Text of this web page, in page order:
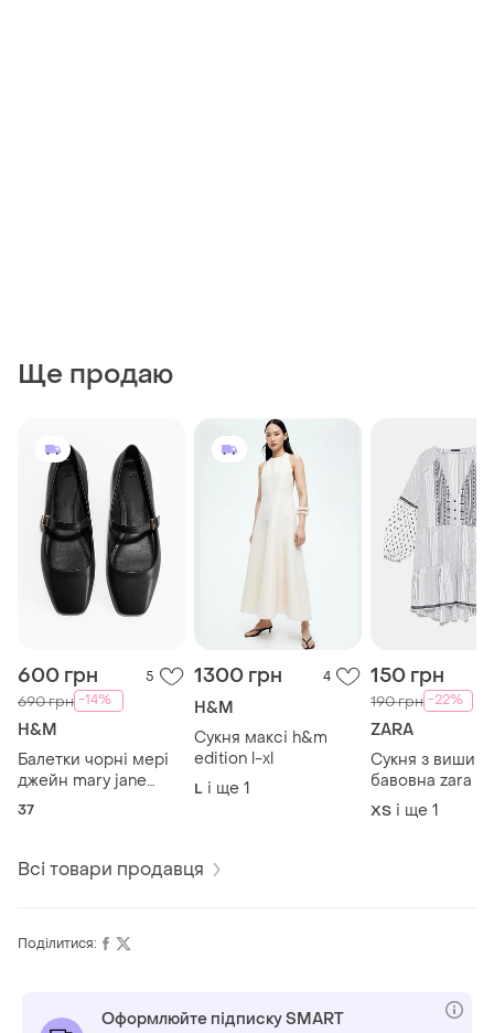
Ще продаю
600 грн 5
690 грн -14%
H&M
Балетки чорні мері
джейн mary jane
h&m 37р
37
1300 грн 4
H&M
Сукня максі h&m
edition l-xl
L і ще 1
150 грн
190 грн -22%
ZARA
Сукня з
бавовна zara
ХS і ще 1
Всі товари продавця
Поділитися:
Оформлюйте підписку SMART